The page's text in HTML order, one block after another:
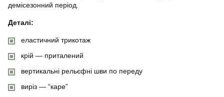
демісезонний період.
Деталі:
еластичний трикотаж
крій — приталений
вертикальні рельєфні шви по переду
виріз — “каре”